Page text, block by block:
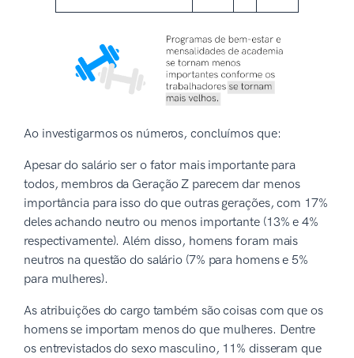
Ao investigarmos os números, concluímos que:
Apesar do salário ser o fator mais importante para
todos, membros da Geração Z parecem dar menos
importância para isso do que outras gerações, com 17%
deles achando neutro ou menos importante (13% e 4%
respectivamente). Além disso, homens foram mais
neutros na questão do salário (7% para homens e 5%
para mulheres).
As atribuições do cargo também são coisas com que os
homens se importam menos do que mulheres. Dentre
os entrevistados do sexo masculino, 11% disseram que